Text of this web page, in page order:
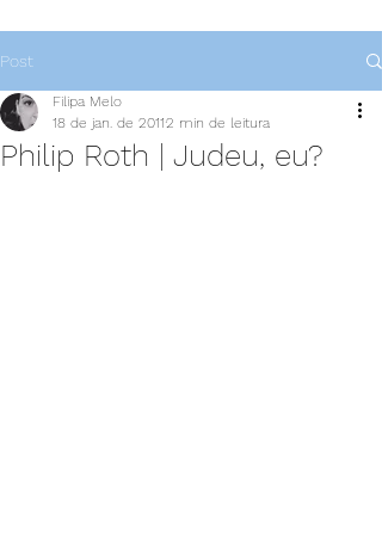
Post
Philip Roth | Judeu, eu?
Filipa Melo
18 de jan. de 20112 min de leitura